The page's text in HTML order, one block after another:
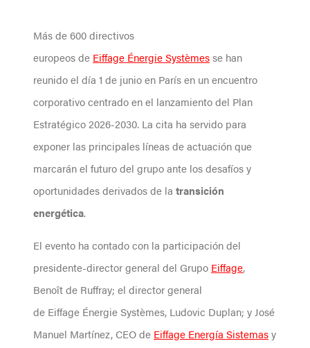
Más de 600 directivos
europeos de Eiffage Énergie Systèmesse han
reunido el día 1 de junio en París en un encuentro
corporativo centrado en el lanzamiento del Plan
Estratégico 2026-2030. La cita ha servido para
exponer las principales líneas de actuación que
marcarán el futuro del grupo ante los desafíos y
oportunidades derivados de la transición
energética.
El evento ha contado con la participación del
presidente-director general del Grupo Eiffage,
Benoît de Ruffray; el director general
de Eiffage Énergie Systèmes, Ludovic Duplan; y José
Manuel Martínez, CEO de Eiffage Energía Sistemasy